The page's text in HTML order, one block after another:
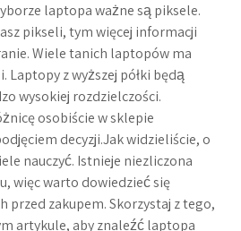
laptopa ważne są piksele.
pikseli, tym więcej informacji
Wiele tanich laptopów ma
Laptopy z wyższej półki będą
wysokiej rozdzielczości.
osobiście w sklepie
decyzji.Jak widzieliście, o
nauczyć. Istnieje niezliczona
więc warto dowiedzieć się
przed zakupem. Skorzystaj z tego,
artykule, aby znaleźć laptopa